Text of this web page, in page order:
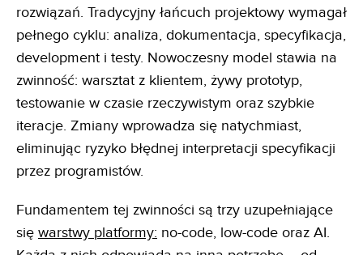
rozwiązań. Tradycyjny łańcuch projektowy wymagał
pełnego cyklu: analiza, dokumentacja, specyfikacja,
development i testy. Nowoczesny model stawia na
zwinność: warsztat z klientem, żywy prototyp,
testowanie w czasie rzeczywistym oraz szybkie
iteracje. Zmiany wprowadza się natychmiast,
eliminując ryzyko błędnej interpretacji specyfikacji
przez programistów.
Fundamentem tej zwinności są trzy uzupełniające
się warstwy platformy: no-code, low-code oraz AI.